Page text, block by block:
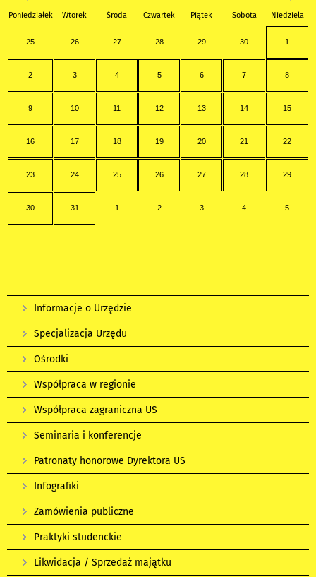
Poniedziałek Wtorek Środa Czwartek Piątek Sobota Niedziela
25 26 27 28 29 30 1
2 3 4 5 6 7 8
9 10 11 12 13 14 15
16 17 18 19 20 21 22
23 24 25 26 27 28 29
30 31 1 2 3 4 5
Informacje o Urzędzie
Specjalizacja Urzędu
Ośrodki
Współpraca w regionie
Współpraca zagraniczna US
Seminaria i konferencje
Patronaty honorowe Dyrektora US
Infografiki
Zamówienia publiczne
Praktyki studenckie
Likwidacja / Sprzedaż majątku